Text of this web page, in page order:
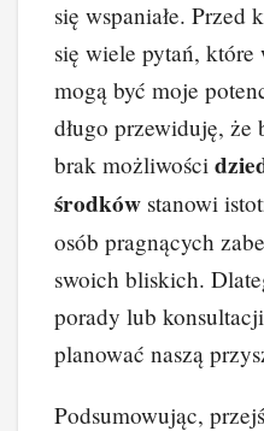
się wspaniałe. Przed
się wiele pytań,
mogą być moje
długo przewiduję, że
brak możliwości
środków stanowi
osób pragnących
swoich bliskich.
porady lub
planować naszą
Podsumowując,